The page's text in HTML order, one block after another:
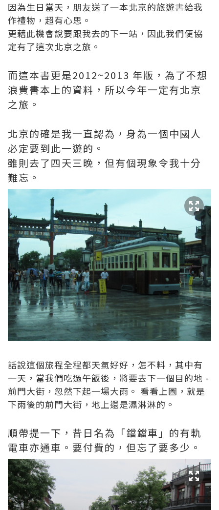
因為生日當天，朋友送了一本北京的旅遊書給我
作禮物，超有心思。
更藉此機會說要跟我去的下一站，因此我們便協
定有了這次北京之旅。
而這本書更是2012~2013 年版，為了不想
浪費書本上的資料，所以今年一定有北京
之旅。
北京的確是我一直認為，身為一個中國人
必定要到此一遊的。
雖則去了四天三晚，但有個現象令我十分
難忘。
話說這個旅程全程都天氣好好，怎不料，其中有
一天，當我們吃過午飯後，將要去下一個目的地 -
前門大街，忽然下起一場大雨。 看看上圖，就是
下雨後的前門大街，地上還是濕淋淋的。
順帶提一下，昔日名為「鐺鐺車」的有軌
電車亦通車。要付費的，但忘了要多少。